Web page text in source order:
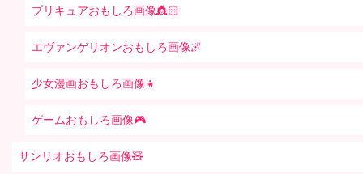
プリキュアおもしろ画像👸🏻
エヴァンゲリオンおもしろ画像🌌
少女漫画おもしろ画像👧
ゲームおもしろ画像🎮
サンリオおもしろ画像🧸